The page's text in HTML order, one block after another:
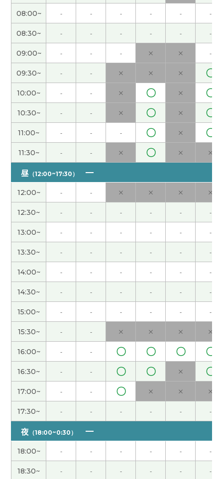
我小时候，在日本和工作上的对方吃饭的时候，没
有习惯带家人一起。现在也没有这样的习惯。工作
是工作，家人是家人，基本上我们日本人认为公私
要分清。
哈哈哈，我家也有这样的健身器材。“很多人买完健
身器材，就满足了，结果都没有使用”，我觉得这句
话是对的。( 50代 男性 )
哇塞，你儿子太给力了！我也有这样的经历，所以
我能理解他的心情！
以前（我小时候）西红柿的味道很酸，不过它的味
道在我不知不觉中（大概2010年以后）变成舔了。
所以我觉得西红柿可以说是一种水果，你觉得呢？
50代 男性 )
我每天吃3种补药，维生素C、钙和多种矿物质。说
实话，我不太明白这些补药有没有效果，不过我这
20年一直吃，我这20年一直吃补药，事到如今欲罢
不能了。( 50代 男性 )
还好，日本没有小升初考试种类的。上公立小学的
学生升入私立初中的时候，要考入学考试，不过上
公立小学的学生升入公立初中时候，不用考试。其
实吧，我是前者，小学是公立，初中高中是同一个
私立学校，大学也是私立，让父母花很多钱啊。突
然我想起来了，我女儿也是，她的小学是公立，初
中高中是同一个私立学校，大学也是私立，让我花
很多钱。这就是因果报应，是不是？哈哈哈。对
了，我想问一下，小升初考试和高考一样，是全国
统一的吗？我当然知道高考，不过不知道小升初
考，首次听到。
( 50代 男性 )
在日本，也有些小学要求学生在上下学时戴上学校
指定的帽子。颜色不一样，因小学而异。比如，我
女儿上的小学，帽子的颜色是胭脂红色。（颜色的
表现有点儿难）
( 50代 男性 )
08:00~ - - - - - -
08:30~ - - - - - -
09:00~ - - - × × -
09:30~ - - × × × 〇
10:00~ - - × 〇 × 〇
10:30~ - - × 〇 × 〇
11:00~ - - - 〇 × 〇
11:30~ - - × 〇 × ×
昼 （12:00~17:30）
12:00~ - - × × × ×
12:30~ - - - - - -
13:00~ - - - - - -
13:30~ - - - - - -
14:00~ - - - - - -
14:30~ - - - - - -
15:00~ - - - - - -
15:30~ - - × × × ×
16:00~ - - 〇 〇 〇 〇
16:30~ - - 〇 〇 × 〇
17:00~ - - 〇 × × ×
17:30~ - - - - - -
夜 （18:00~0:30）
18:00~ - - - - - -
18:30~ - - - - - -